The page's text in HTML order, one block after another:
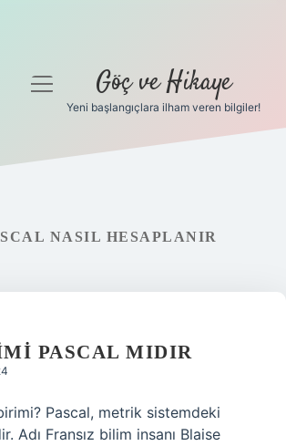
menüyü
Göç ve Hikaye
Yeni başlangıçlara ilham veren bilgiler!
NASIL HESAPLANIR
PASCAL MIDIR
Pascal, metrik sistemdeki
Adı Fransız bilim insanı Blaise